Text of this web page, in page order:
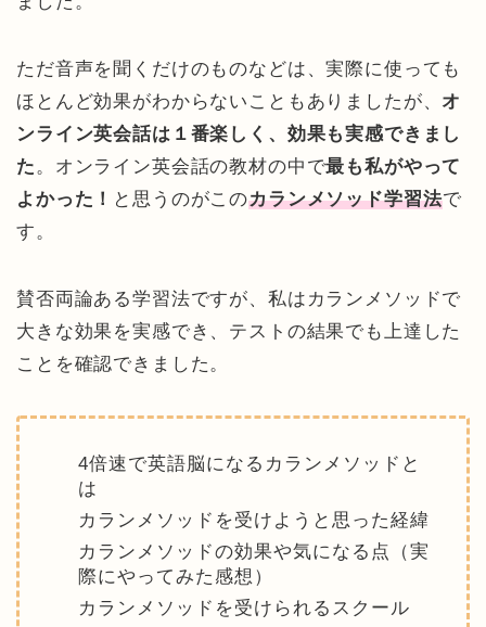
ただ音声を聞くだけのものなどは、実際に使っても
ほとんど効果がわからないこともありましたが、 オ
ンライン英会話は１番楽しく、効果も実感できまし
た。オンライン英会話の教材の中で最も私がやって
よかった！ と思うのがこのカランメソッド学習法で
す。
賛否両論ある学習法ですが、私はカランメソッドで
大きな効果を実感でき、テストの結果でも上達した
ことを確認できました。
4倍速で英語脳になるカランメソッドと
は
カランメソッドを受けようと思った経緯
カランメソッドの効果や気になる点（実
際にやってみた感想）
カランメソッドを受けられるスクール